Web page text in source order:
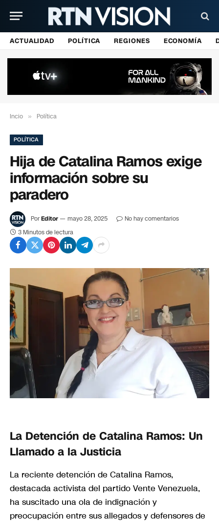
ACTUALIDAD POLÍTICA REGIONES ECONOMÍA
Incio » Política
POLÍTICA
Hija de Catalina Ramos exige
información sobre su
paradero
PorEditor mayo 28, 2025
No hay comentarios
3 Minutos de lectura
La Detención de Catalina Ramos: Un
Llamado a la Justicia
La reciente detención de Catalina Ramos,
destacada activista del partido Vente Venezuela,
ha suscitado una ola de indignación y
preocupación entre sus allegados y defensores de